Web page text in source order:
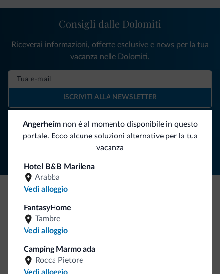
Angerheimnon è al momento disponibile in questo
portale. Ecco alcune soluzioni alternative per la tua
vacanza
Hotel B&B Marilena
Arabba
Vedi alloggio
FantasyHome
Tambre
Vedi alloggio
Camping Marmolada
Rocca Pietore
Vedi alloggio
Segui Dolomiti.it
Consigli dalle Dolomiti
Riceverai informazioni, offerte esclusive e news per la tua
vacanza nelle Dolomiti.
ISCRIVITI ALLA NEWSLETTER
Be Original, scopri la nuova collezione
Ce l'avete chiesto in tanti. Ecco la nuova collezione firmata
Dolomiti.it!